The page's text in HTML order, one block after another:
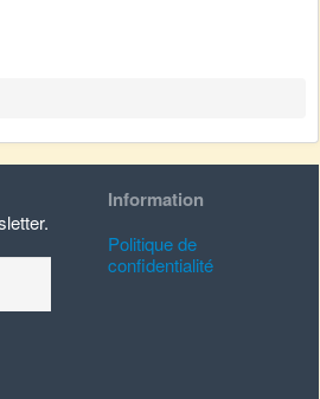
Information
Politique de
confidentialité